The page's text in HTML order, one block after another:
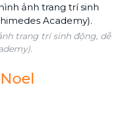
trang trí sinh động, dễ